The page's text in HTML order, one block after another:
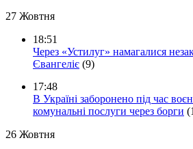
27 Жовтня
18:51
Через «Устилуг» намагалися
Євангеліє (9)
17:48
В Україні заборонено під час
комунальні послуги через борги
26 Жовтня